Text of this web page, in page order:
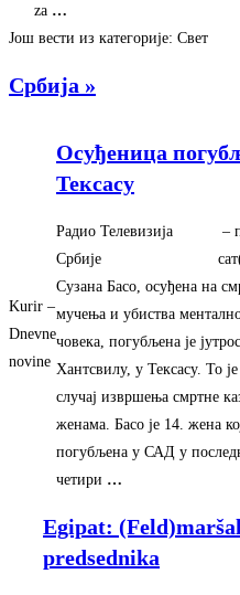
za …
Још вести из категорије: Свет
Србија »
Kurir –
Dnevne
novine
Осуђеница
Тексасу
Радио Телевизија
Србије
–
Сузана Басо, осуђена на
мучења и убиства
човека, погубљена је
Хантсвилу, у Тексасу. То
случај извршења смртне
женама. Басо је 14. жена
погубљена у САД у
четири …
Egipat:
predsednika